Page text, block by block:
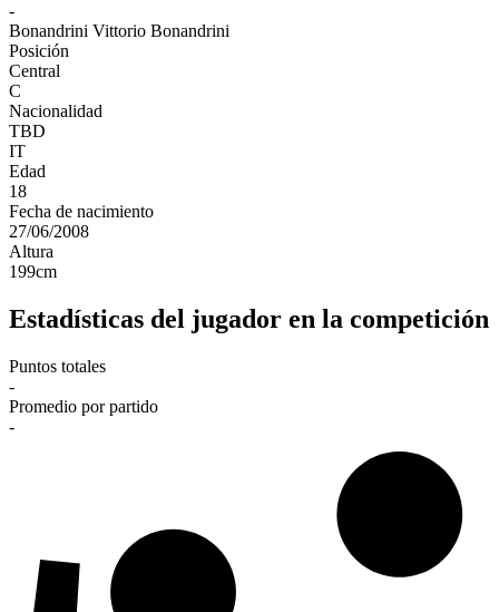
-
Bonandrini Vittorio Bonandrini
Posición
Central
C
Nacionalidad
TBD
IT
Edad
18
Fecha de nacimiento
27/06/2008
Altura
199cm
Estadísticas del jugador en la competición
Puntos totales
-
Promedio por partido
-